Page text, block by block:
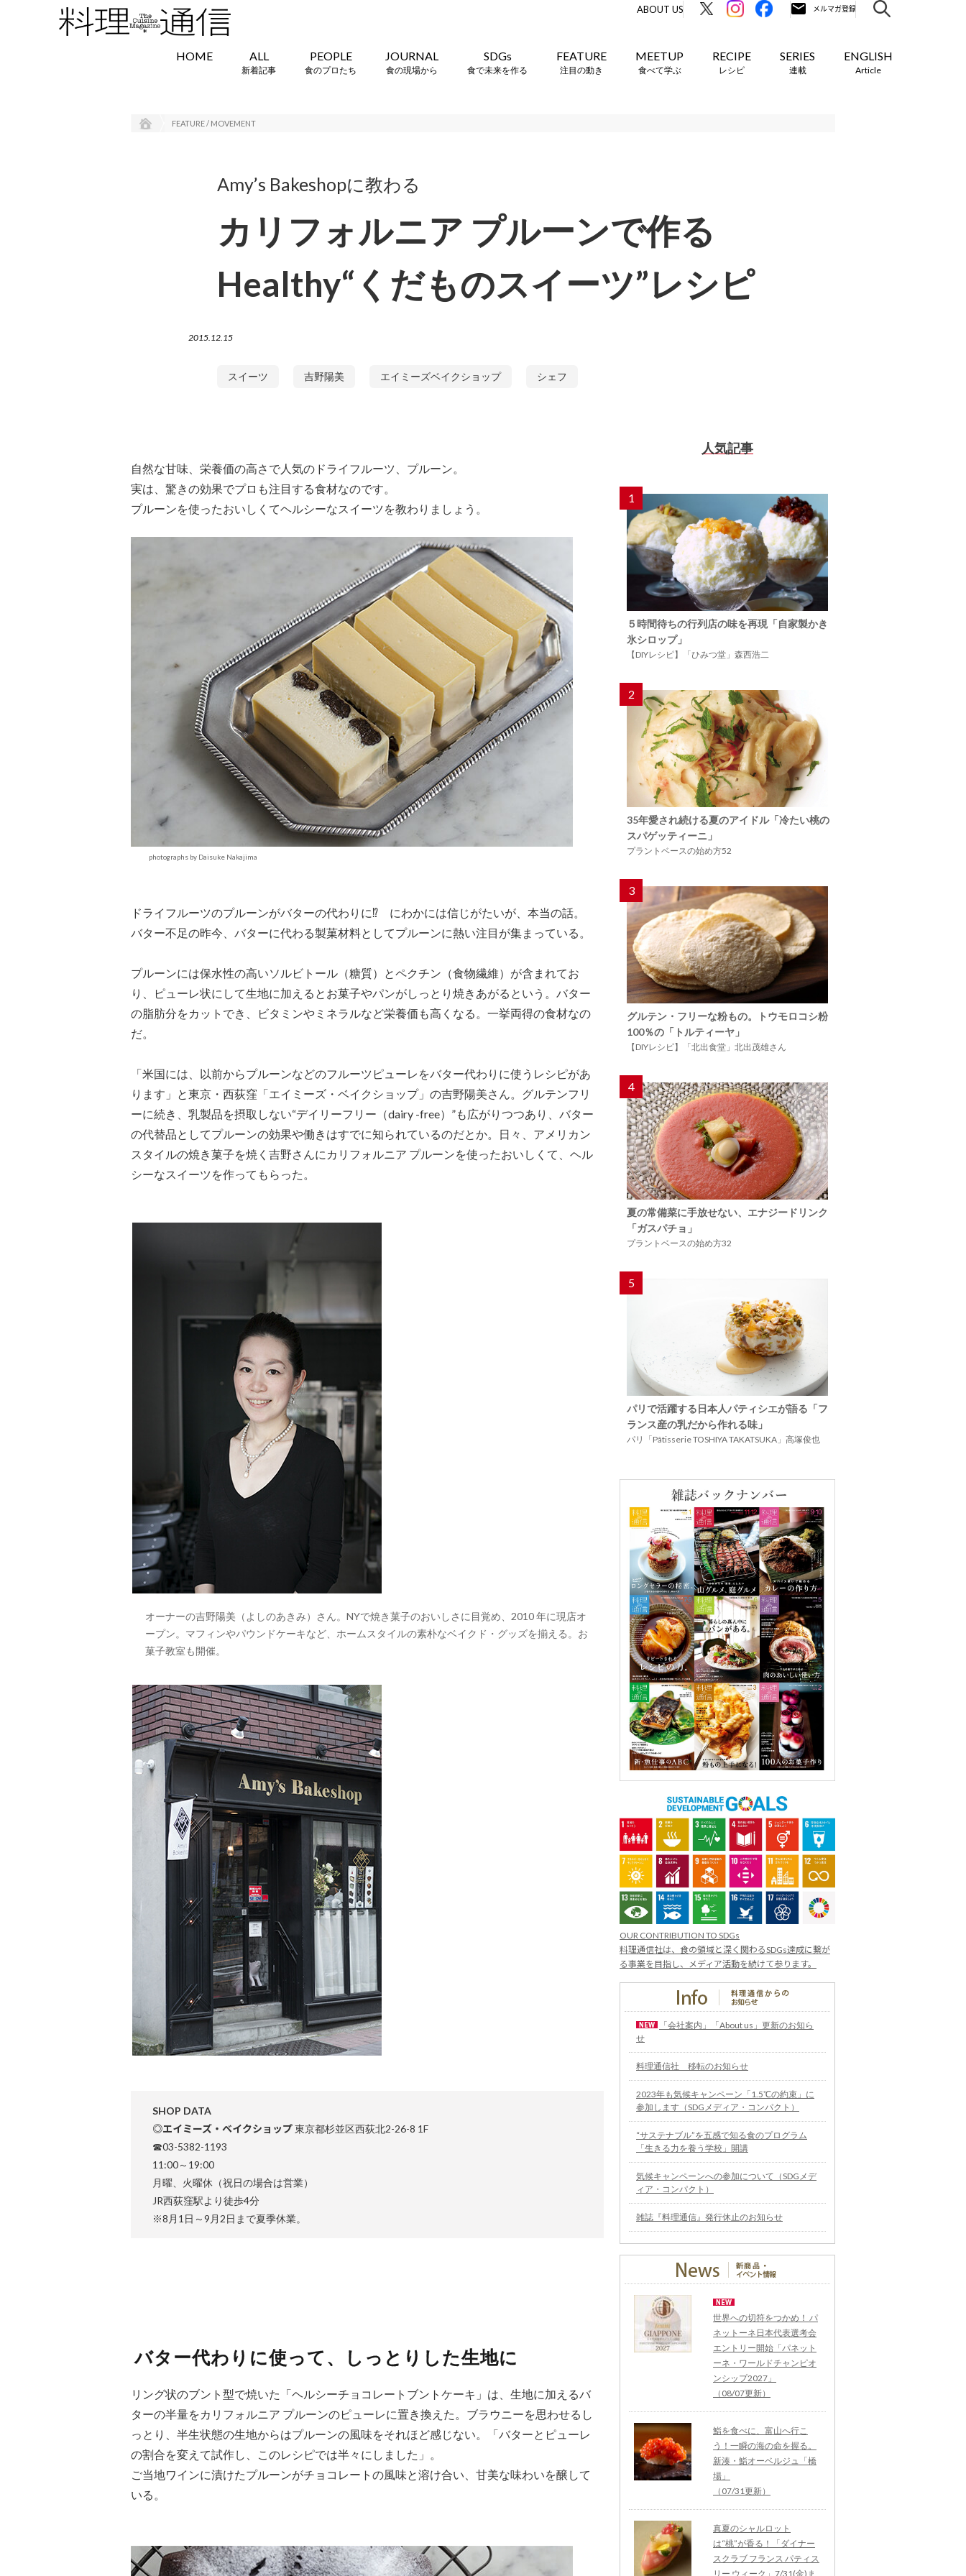
ABOUT US
HOME ALL
新着記事
PEOPLE
食のプロたち
JOURNAL
食の現場から
SDGs
食で未来を作る
FEATURE
注目の動き
MEETUP
食べて学ぶ
RECIPE
レシピ
SERIES
連載
ENGLISH
Article
FEATURE / MOVEMENT
Amy’s Bakeshopに教わる
カリフォルニア プルーンで作る
Healthy“くだものスイーツ”レシピ
2015.12.15
スイーツ 吉野陽美 エイミーズベイクショップ シェフ
自然な甘味、栄養価の高さで人気のドライフルーツ、プルーン。
実は、驚きの効果でプロも注目する食材なのです。
プルーンを使ったおいしくてヘルシーなスイーツを教わりましょう。
photographs by Daisuke Nakajima
ドライフルーツのプルーンがバターの代わりに⁉ にわかには信じがたいが、本当の話。
バター不足の昨今、バターに代わる製菓材料としてプルーンに熱い注目が集まっている。
プルーンには保水性の高いソルビトール（糖質）とペクチン（食物繊維）が含まれてお
り、ピューレ状にして生地に加えるとお菓子やパンがしっとり焼きあがるという。バター
の脂肪分をカットでき、ビタミンやミネラルなど栄養価も高くなる。一挙両得の食材なの
だ。
「米国には、以前からプルーンなどのフルーツピューレをバター代わりに使うレシピがあ
ります」と東京・西荻窪「エイミーズ・ベイクショップ」の吉野陽美さん。グルテンフリ
ーに続き、乳製品を摂取しない“デイリーフリー（dairy -free）”も広がりつつあり、バター
の代替品としてプルーンの効果や働きはすでに知られているのだとか。日々、アメリカン
スタイルの焼き菓子を焼く吉野さんにカリフォルニア プルーンを使ったおいしくて、ヘル
シーなスイーツを作ってもらった。
オーナーの吉野陽美（よしのあきみ）さん。NYで焼き菓子のおいしさに目覚め、2010 年に現店オ
ープン。マフィンやパウンドケーキなど、ホームスタイルの素朴なベイクド・グッズを揃える。お
菓子教室も開催。
SHOP DATA
◎エイミーズ・ベイクショップ東京都杉並区西荻北2-26-8 1F
☎03-5382-1193
11:00～19:00
月曜、火曜休（祝日の場合は営業）
JR西荻窪駅より徒歩4分
※8月1日～9月2日まで夏季休業。
バター代わりに使って、しっとりした生地に
リング状のブント型で焼いた「ヘルシーチョコレートブントケーキ」は、生地に加えるバ
ターの半量をカリフォルニア プルーンのピューレに置き換えた。ブラウニーを思わせるし
っとり、半生状態の生地からはプルーンの風味をそれほど感じない。「バターとピューレ
の割合を変えて試作し、このレシピでは半々にしました」。
ご当地ワインに漬けたプルーンがチョコレートの風味と溶け合い、甘美な味わいを醸して
いる。
人気記事
1
５時間待ちの行列店の味を再現「自家製かき
氷シロップ」
【DIYレシピ】「ひみつ堂」森西浩二
2
35年愛され続ける夏のアイドル「冷たい桃の
スパゲッティーニ」
プラントベースの始め方52
3
グルテン・フリーな粉もの。トウモロコシ粉
100％の「トルティーヤ」
【DIYレシピ】「北出食堂」北出茂雄さん
4
夏の常備菜に手放せない、エナジードリンク
「ガスパチョ」
プラントベースの始め方32
5
パリで活躍する日本人パティシエが語る「フ
ランス産の乳だから作れる味」
パリ「Pâtisserie TOSHIYA TAKATSUKA」高塚俊也
OUR CONTRIBUTION TO SDGs
料理通信社は、食の領域と深く関わるSDGs達成に繋が
る事業を目指し、メディア活動を続けて参ります。
「会社案内」「About us」更新のお知ら
せ
料理通信社 移転のお知らせ
2023年も気候キャンペーン「1.5℃の約束」に
参加します（SDGメディア・コンパクト）
“サステナブル”を五感で知る食のプログラム
「生きる力を養う学校」開講
気候キャンペーンへの参加について（SDGメデ
ィア・コンパクト）
雑誌『料理通信』発行休止のお知らせ
世界への切符をつかめ！ パ
ネットーネ日本代表選考会
エントリー開始「パネット
ーネ・ワールドチャンピオ
ンシップ2027」
（08/07更新）
鮨を食べに、富山へ行こ
う！一瞬の海の命を握る。
新湊・鮨オーベルジュ「橋
場」
（07/31更新）
真夏のシャルロット
は“桃”が香る！「ダイナー
スクラブ フランス パティス
リー ウィーク」7/31(金)ま